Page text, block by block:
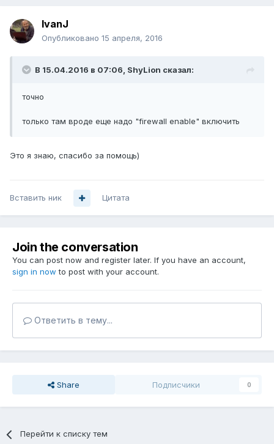
IvanJ
Опубликовано 15 апреля, 2016
В 15.04.2016 в 07:06, ShyLion сказал:
точно
только там вроде еще надо "firewall enable" включить
Это я знаю, спасибо за помощь)
Вставить ник Цитата
Join the conversation
You can post now and register later. If you have an account,
sign in now to post with your account.
Ответить в тему...
Share Подписчики 0
Перейти к списку тем